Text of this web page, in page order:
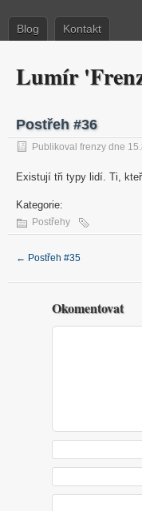
Blog Kontakt
Lumír
Postřeh #36
Publikoval frenzy dne
Existují tři typy lidí. Ti,
Kategorie:
Postřehy
← Postřeh #35
Okomentovat